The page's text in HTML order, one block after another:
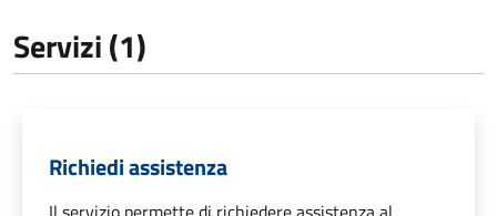
Servizi (1)
Richiedi assistenza